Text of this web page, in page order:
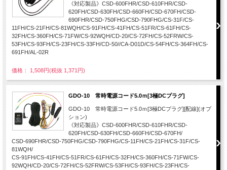
《対応製品》CSD-600FHR/CSD-610FHR/CSD-
620FH/CSD-630FH/CSD-660FH/CSD-670FH/CSD-
690FHR/CSD-750FHG/CSD-790FHG/CS-31F/CS-
11FH/CS-21FH/CS-81WQH/CS-91FH/CS-41FH/CS-51FR/CS-61FH/CS-
32FH/CS-360FH/CS-71FW/CS-92WQH/CD-20/CS-72FH/CS-52FRW/CS-
53FH/CS-93FH/CS-23FH/CS-33FH/CD-50//CA-D01D/CS-54FH/CS-364FH/CS-
691FH/AL-02R
価格： 1,508円(税抜 1,371円)
GDO-10 常時電源コード5.0ｍ[3極DCプラグ]
GDO-10 常時電源コード5.0ｍ[3極DCプラグ][配線](オプ
ション)
《対応製品》CSD-600FHR/CSD-610FHR/CSD-
620FH/CSD-630FH/CSD-660FH/CSD-670FH/
CSD-690FHR/CSD-750FHG/CSD-790FHG/CS-11FH/CS-21FH/CS-31F/CS-
81WQH/
CS-91FH/CS-41FH/CS-51FR/CS-61FH/CS-32FH/CS-360FH/CS-71FW/CS-
92WQH/CD-20/CS-72FH/CS-52FRW/CS-53FH/CS-93FH/CS-23FH/CS-